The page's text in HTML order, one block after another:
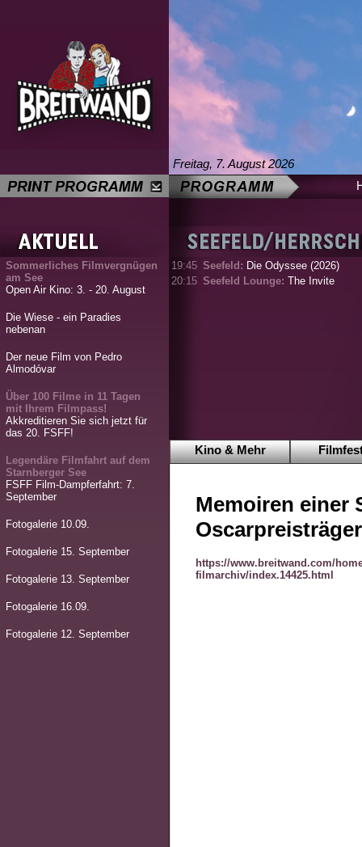
Freitag, 7. August 2026
Sommerliches Filmvergnügen
am See
Open Air Kino: 3. - 20. August
Die Wiese - ein Paradies
nebenan
Der neue Film von Pedro
Almodóvar
Über 100 Filme in 11 Tagen
mit Ihrem Filmpass!
Akkreditieren Sie sich jetzt für
das 20. FSFF!
Legendäre Filmfahrt auf dem
Starnberger See
FSFF Film-Dampferfahrt: 7.
September
Fotogalerie 10.09.
Fotogalerie 15. September
Fotogalerie 13. September
Fotogalerie 16.09.
Fotogalerie 12. September
19:45 Seefeld: Die Odyssee (2026)
20:15 Seefeld Lounge: The Invite
Kino & Mehr
Memoiren einer
https://www.breitwand.com/
filmarchiv/index.14425.html